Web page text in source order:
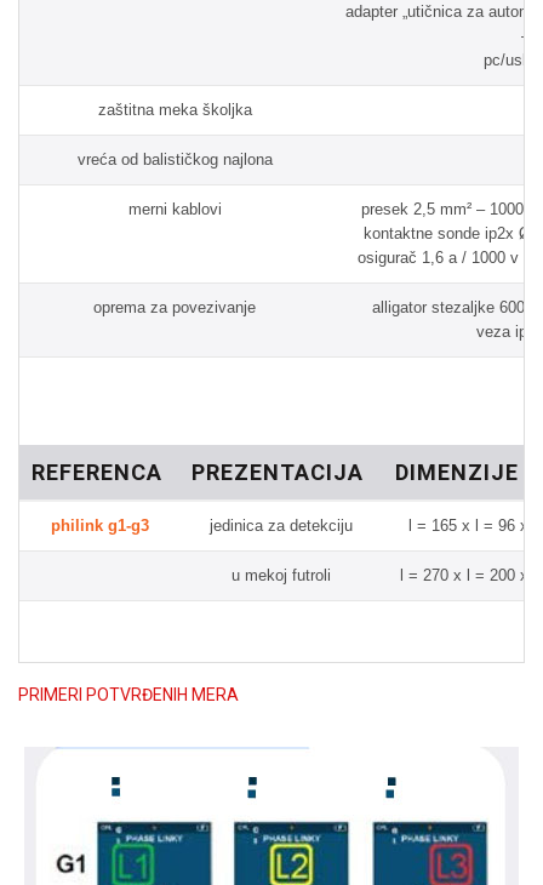
adapter „utičnica za
–
pc/usb
zaštitna meka školjka
vreća od balističkog najlona
merni kablovi
presek 2,5 mm² – 1000
kontaktne sonde ip2x
osigurač 1,6 a / 1000 v /
oprema za povezivanje
alligator stezaljke 600
veza
REFERENCA PREZENTACIJA DIMENZIJE
philink g1-g3 jedinica za detekciju l = 165 x l = 96 x
u mekoj futroli l = 270 x l = 200 x
PRIMERI POTVRĐENIH MERA